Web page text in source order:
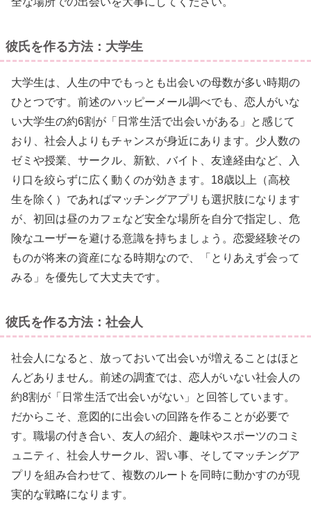
彼氏を作る方法：大学生
大学生は、人生の中でもっとも出会いの母数が多い時期の
ひとつです。前述のハッピーメール調べでも、恋人がいな
い大学生の約6割が「日常生活で出会いがある」と感じて
おり、社会人よりもチャンスが身近にあります。少人数の
ゼミや授業、サークル、新歓、バイト、友達経由など、入
り口を絞らずに広く動くのが効きます。18歳以上（高校
生を除く）であればマッチングアプリも選択肢になります
が、初回は昼のカフェなど安全な場所を自分で指定し、危
険なユーザーを避ける意識を持ちましょう。恋愛経験その
ものが将来の資産になる時期なので、「とりあえず会って
みる」を優先して大丈夫です。
彼氏を作る方法：社会人
社会人になると、放っておいて出会いが増えることはほと
んどありません。前述の調査では、恋人がいない社会人の
約8割が「日常生活で出会いがない」と回答しています。
だからこそ、意図的に出会いの回路を作ることが必要で
す。職場の付き合い、友人の紹介、趣味やスポーツのコミ
ュニティ、社会人サークル、習い事、そしてマッチングア
プリを組み合わせて、複数のルートを同時に動かすのが現
実的な戦略になります。